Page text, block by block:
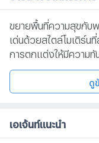
ขยายพื้นที่ความสุขกับพ
เด่นด้วยสไตล์โมเดิร์น
การตกแต่งให้มีความทั
สไตล์ 2 แบบ บนทําเล
รถไฟฟ้า 2 สาย
ดู
เอเจ้นท์แนะนำ